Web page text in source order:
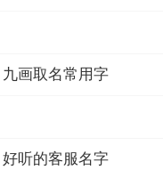
画取名常用字
听的客服名字